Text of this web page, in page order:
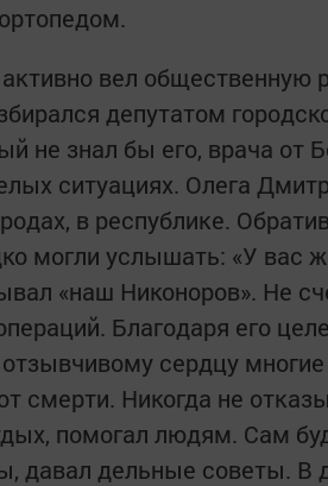
вел общественную
депутатом
не знал бы его, врача от
ситуациях. Олега
в республике.
могли услышать: «У вас
«наш Никоноров». Не
Благодаря его
сердцу
смерти. Никогда не
помогал людям. Сам
давал дельные советы.